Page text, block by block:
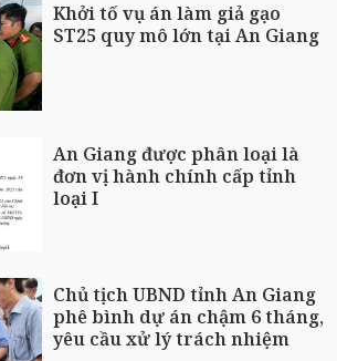
Khởi tố vụ án làm giả gạo
ST25 quy mô lớn tại An Giang
An Giang được phân loại là
đơn vị hành chính cấp tỉnh
loại I
Chủ tịch UBND tỉnh An Giang
phê bình dự án chậm 6 tháng,
yêu cầu xử lý trách nhiệm